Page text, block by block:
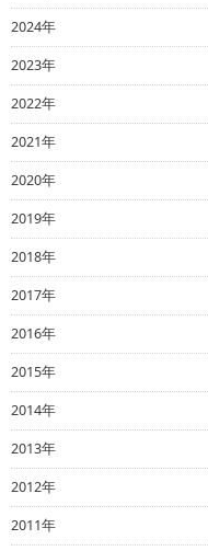
2024年
2023年
2022年
2021年
2020年
2019年
2018年
2017年
2016年
2015年
2014年
2013年
2012年
2011年